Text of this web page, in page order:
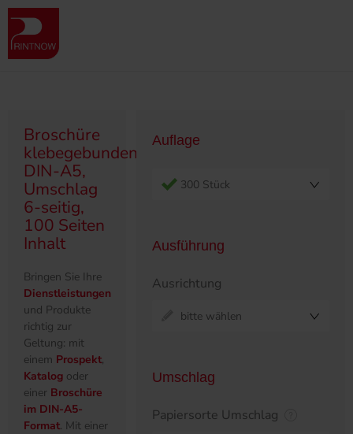
" >
Produktübersicht
Broschüre klebegebunden, DIN-A5, Umschlag 6-seitig, 100 Seiten
Inhalt
Broschüre
klebegebunden,
DIN-A5,
Umschlag
6-seitig,
100 Seiten
Inhalt
Bringen Sie Ihre
Dienstleistungen
und Produkte
richtig zur
Geltung: mit
einem Prospekt,
Katalog oder
einer Broschüre
im DIN-A5-
Format. Mit einer
Auflage
300 Stück
Ausführung
Ausrichtung
bitte wählen
Umschlag
Papiersorte Umschlag